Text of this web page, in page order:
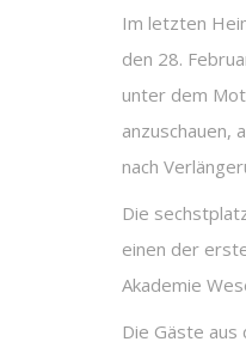
Im letzten
den 28.
unter dem
anzuschauen,
nach
Die
einen der
Akademie
Die Gäste